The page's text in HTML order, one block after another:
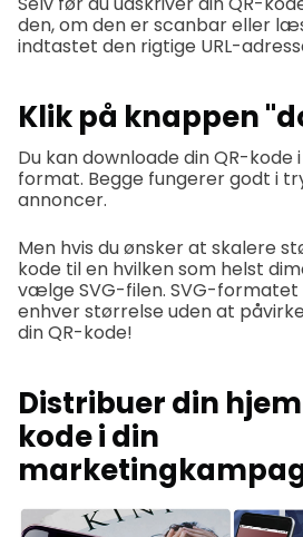
den, om den er scanbar eller
indtastet den rigtige URL-
Klik på knappen
Du kan downloade din QR-kode
format. Begge fungerer godt i
annoncer.
Men hvis du ønsker at skalere
kode til en hvilken som helst
vælge SVG-filen. SVG-formatet
enhver størrelse uden at
din QR-kode!
Distribuer din
kode i din